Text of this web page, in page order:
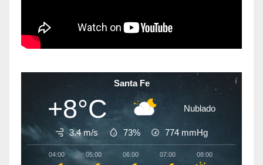
Santa Fe
+8°C Nublado
3.4 m/s 73% 774 mmHg
04:00 05:00 06:00 07:00 08:00